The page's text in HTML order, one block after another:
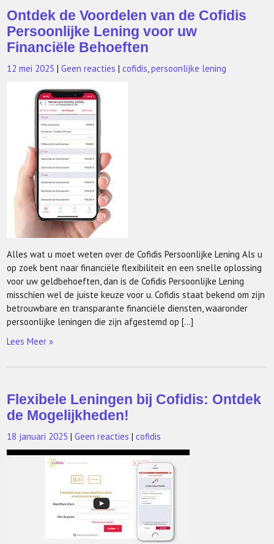
Ontdek de Voordelen van de Cofidis
Persoonlijke Lening voor uw
Financiële Behoeften
12 mei 2025 |Geen reacties |cofidis,persoonlijke lening
Alles wat u moet weten over de Cofidis Persoonlijke Lening Als u
op zoek bent naar financiële flexibiliteit en een snelle oplossing
voor uw geldbehoeften, dan is de Cofidis Persoonlijke Lening
misschien wel de juiste keuze voor u. Cofidis staat bekend om zijn
betrouwbare en transparante financiële diensten, waaronder
persoonlijke leningen die zijn afgestemd op […]
Lees Meer »
Flexibele Leningen bij Cofidis: Ontdek
de Mogelijkheden!
18 januari 2025 |Geen reacties |cofidis